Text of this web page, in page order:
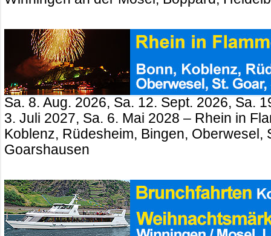
Sa. 8. Aug. 2026, Sa. 12. Sept. 2026, Sa.
3. Juli 2027, Sa. 6. Mai 2028 – Rhein in
Koblenz, Rüdesheim, Bingen, Oberwesel,
Goarshausen